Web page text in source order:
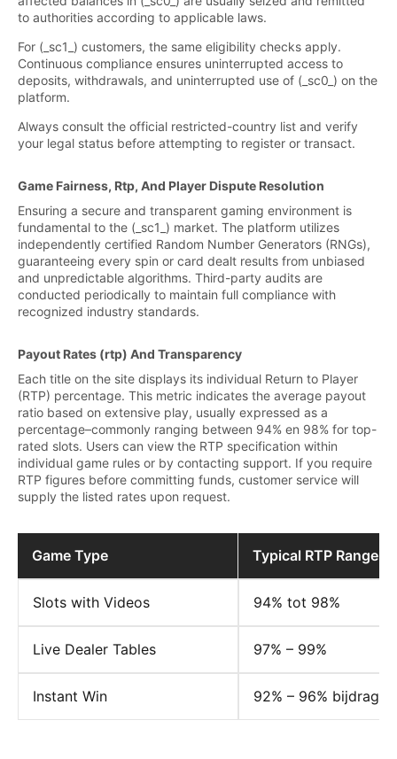
to authorities according to applicable laws.
For (_sc1_) customers, the same eligibility checks apply.
Continuous compliance ensures uninterrupted access to
deposits, withdrawals, and uninterrupted use of (_sc0_) on the
platform.
Always consult the official restricted-country list and verify
your legal status before attempting to register or transact.
Game Fairness, Rtp, And Player Dispute Resolution
Ensuring a secure and transparent gaming environment is
fundamental to the (_sc1_) market. The platform utilizes
independently certified Random Number Generators (RNGs),
guaranteeing every spin or card dealt results from unbiased
and unpredictable algorithms. Third-party audits are
conducted periodically to maintain full compliance with
recognized industry standards.
Payout Rates (rtp) And Transparency
Each title on the site displays its individual Return to Player
(RTP) percentage. This metric indicates the average payout
ratio based on extensive play, usually expressed as a
percentage–commonly ranging between 94% en 98% for top-
rated slots. Users can view the RTP specification within
individual game rules or by contacting support. If you require
RTP figures before committing funds, customer service will
supply the listed rates upon request.
Game Type Typical RTP Range
Slots with Videos 94% tot 98%
Live Dealer Tables 97% – 99%
Instant Win 92% – 96% bijdragen